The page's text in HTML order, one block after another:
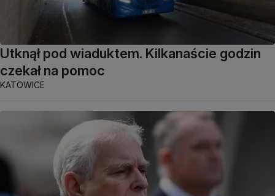
Utknął pod wiaduktem. Kilkanaście godzin
czekał na pomoc
KATOWICE